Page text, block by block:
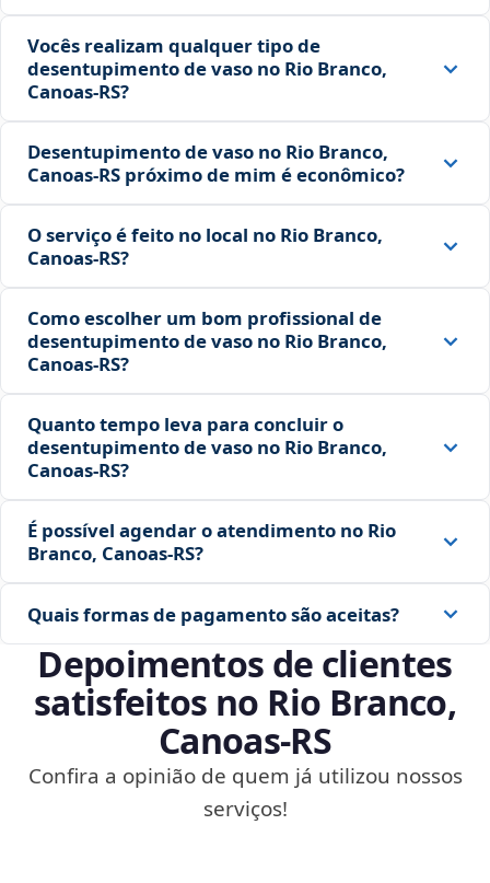
Vocês realizam qualquer tipo de
desentupimento de vaso no Rio Branco,
Canoas‑RS?
Desentupimento de vaso no Rio Branco,
Canoas‑RS próximo de mim é econômico?
O serviço é feito no local no Rio Branco,
Canoas‑RS?
Como escolher um bom profissional de
desentupimento de vaso no Rio Branco,
Canoas‑RS?
Quanto tempo leva para concluir o
desentupimento de vaso no Rio Branco,
Canoas‑RS?
É possível agendar o atendimento no Rio
Branco, Canoas‑RS?
Quais formas de pagamento são aceitas?
Depoimentos de clientes
satisfeitos no Rio Branco,
Canoas‑RS
Confira a opinião de quem já utilizou nossos
serviços!